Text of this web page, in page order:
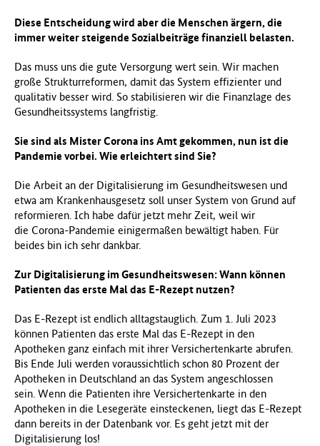
Diese Entscheidung wird aber die Menschen ärgern, die
immer weiter steigende Sozialbeiträge finanziell belasten.
Das muss uns die gute Versorgung wert sein. Wir machen
große Strukturreformen, damit das System effizienter und
qualitativ besser wird. So stabilisieren wir die Finanzlage des
Gesundheitssystems langfristig.
Sie sind als Mister Corona ins Amt gekommen, nun ist die
Pandemie vorbei. Wie erleichtert sind Sie?
Die Arbeit an der Digitalisierung im Gesundheitswesen und
etwa am Krankenhausgesetz soll unser System von Grund auf
reformieren. Ich habe dafür jetzt mehr Zeit, weil wir
die Corona-Pandemie einigermaßen bewältigt haben. Für
beides bin ich sehr dankbar.
Zur Digitalisierung im Gesundheitswesen: Wann können
Patienten das erste Mal das E-Rezept nutzen?
Das E-Rezept ist endlich alltagstauglich. Zum 1. Juli 2023
können Patienten das erste Mal das E-Rezept in den
Apotheken ganz einfach mit ihrer Versichertenkarte abrufen.
Bis Ende Juli werden voraussichtlich schon 80 Prozent der
Apotheken in Deutschland an das System angeschlossen
sein. Wenn die Patienten ihre Versichertenkarte in den
Apotheken in die Lesegeräte einsteckenen, liegt das E-Rezept
dann bereits in der Datenbank vor. Es geht jetzt mit der
Digitalisierung los!